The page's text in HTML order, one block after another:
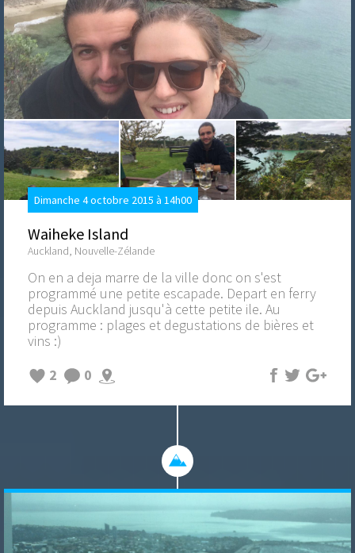
Dimanche 4 octobre 2015 à 14h00
Waiheke Island
Auckland, Nouvelle-Zélande
On en a deja marre de la ville donc on s'est
programmé une petite escapade. Depart en ferry
depuis Auckland jusqu'à cette petite ile. Au
programme : plages et degustations de bières et
vins :)
2
0